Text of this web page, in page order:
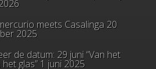
meets Casalinga 20
2025
de datum: 29 juni “Van het
glas” 1 juni 2025